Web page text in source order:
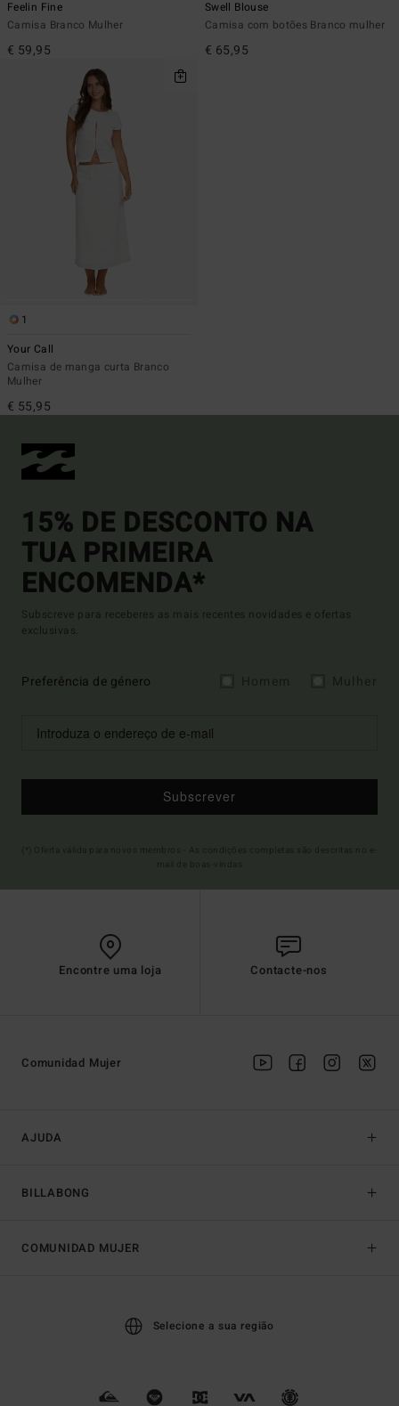
Feelin Fine
Camisa Branco Mulher
€ 59,95
Swell Blouse
Camisa com botões Branco mulher
€ 65,95
1
Your Call
Camisa de manga curta Branco
Mulher
€ 55,95
15% DE DESCONTO NA
TUA PRIMEIRA
ENCOMENDA*
Subscreve para receberes as mais recentes novidades e ofertas
exclusivas.
Preferência de género
Subscrever
Encontre uma loja Contacte-nos
AJUDA
BILLABONG
Comunidad Mujer
COMUNIDAD MUJER
Selecione a sua região